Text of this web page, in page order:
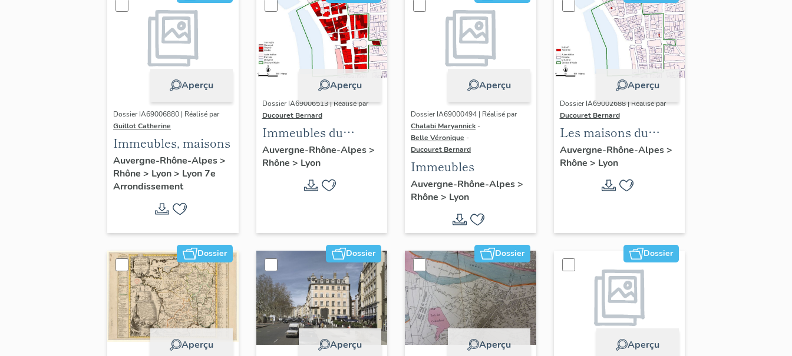
Aperçu
Dossier IA69006880 | Réalisé par
Guillot Catherine
Immeubles, maisons
Auvergne-Rhône-Alpes>
Rhône > Lyon> Lyon 7e
Arrondissement
Aperçu
Dossier IA69006513 | Réalisé par
Ducouret Bernard
Immeubles du
quartier Saint-Nizier
Auvergne-Rhône-Alpes>
Rhône > Lyon
Aperçu
Dossier IA69000494 | Réalisé par
Chalabi Maryannick -
Belle Véronique -
Ducouret Bernard
Immeubles
Auvergne-Rhône-Alpes>
Rhône > Lyon
Aperçu
Dossier IA69002688 | Réalisé par
Ducouret Bernard
Les maisons du
quartier Saint-Nizier
Auvergne-Rhône-Alpes>
Rhône > Lyon
Dossier
Aperçu
Dossier
Aperçu
Dossier
Aperçu
Dossier
Aperçu